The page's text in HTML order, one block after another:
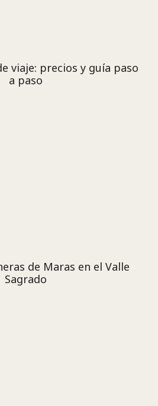
viaje: precios y guía paso
a paso
de Maras en el Valle
Sagrado